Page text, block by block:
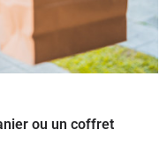
ou un coffret